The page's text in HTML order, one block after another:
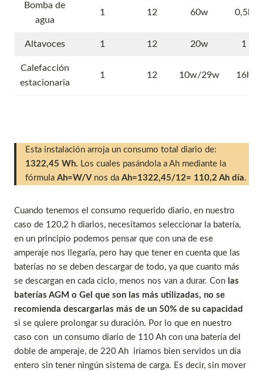
Bomba de
agua
1 12 60w 0,5h
Altavoces 1 12 20w 1
Calefacción
estacionaria
1 12 10w/29w 16h
Esta instalación arroja un consumo total diario de:
1322,45 Wh. Los cuales pasándola a Ah mediante la
fórmula Ah=W/V nos da Ah=1322,45/12= 110,2 Ah día.
Cuando tenemos el consumo requerido diario, en nuestro
caso de 120,2 h diarios, necesitamos seleccionar la batería,
en un principio podemos pensar que con una de ese
amperaje nos llegaría, pero hay que tener en cuenta que las
baterías no se deben descargar de todo, ya que cuanto más
se descargan en cada ciclo, menos nos van a durar. Con las
baterías AGM o Gel que son las más utilizadas, no se
recomienda descargarlas más de un 50% de su capacidad
si se quiere prolongar su duración. Por lo que en nuestro
caso con un consumo diario de 110 Ah con una batería del
doble de amperaje, de 220 Ah iríamos bien servidos un día
entero sin tener ningún sistema de carga. Es decir, sin mover